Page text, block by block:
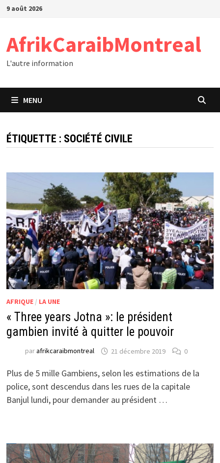
Passer
9 août 2026
AfrikCaraibMontreal
L'autre information
MENU
ÉTIQUETTE : SOCIÉTÉ CIVILE
AFRIQUE/ LA UNE
« Three years Jotna »: le président
gambien invité à quitter le pouvoir
parafrikcaraibmontreal 21 décembre 2019 0
Plus de 5 mille Gambiens, selon les estimations de la
police, sont descendus dans les rues de la capitale
Banjul lundi, pour demander au président …